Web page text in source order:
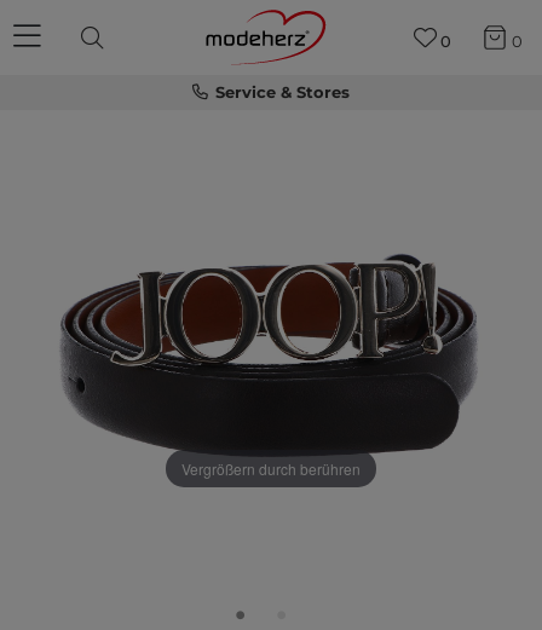
Service & Stores
0 0
Vergrößern durch berühren